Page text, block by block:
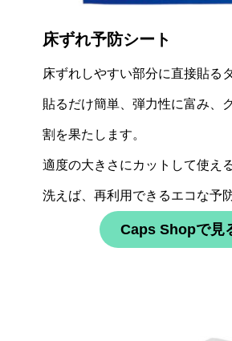
床ずれ予防シート
床ずれしやすい部分に直接貼る
貼るだけ簡単、弾力性に富み、
割を果たします。
適度の大きさにカットして使え
洗えば、再利用できるエコな予
Caps Shopで見